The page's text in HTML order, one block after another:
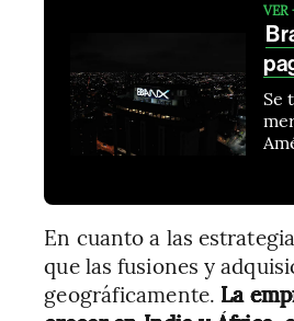
VER
Se
En cuanto a las
que las fusiones y
geográficamente. La